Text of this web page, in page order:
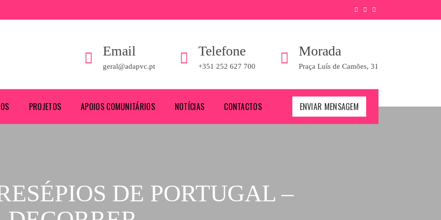
Email
geral@adapvc.pt
Telefone
+351 252 627 700
Morada
Praça Luís de Camões, 31
PROJETOS APOIOS COMUNITÁRIOS NOTÍCIAS CONTACTOS ENVIAR MENSAGEM
DE PORTUGAL –